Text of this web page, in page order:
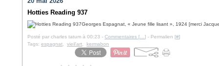
Hotties Reading 937
Georges Espagnat, « Jeune fille lisant », 1924 [merci
Posté par charles tatum à 00:23 - Commentaires [ ] - Permalien [#]
Tags: espagnat vieil'art kermabon